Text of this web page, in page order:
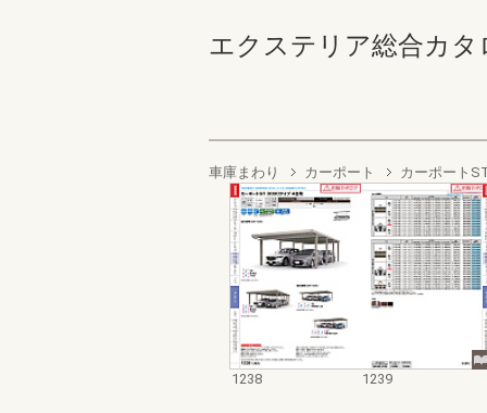
エクステリア総合カタ
車庫まわり カーポート カーポート
1238 1239